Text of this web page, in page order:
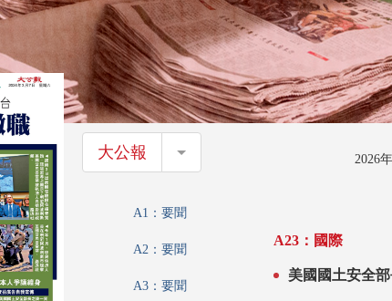
大公報 大公報 2026
A1：要聞
A2：要聞
A3：要聞
A23：國際
美國國土安全